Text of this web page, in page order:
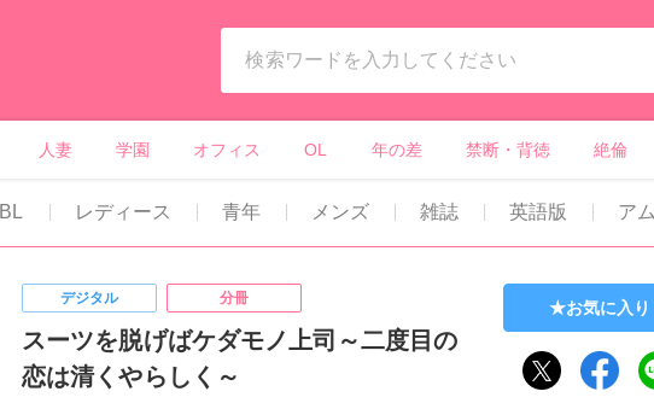
人妻 学園 オフィス OL 年の差 禁断・背徳 絶倫
BL レディース 青年 メンズ 雑誌 英語版 ア
デジタル 分冊
スーツを脱げばケダモノ上司～二度目の
恋は清くやらしく～
お気に入り